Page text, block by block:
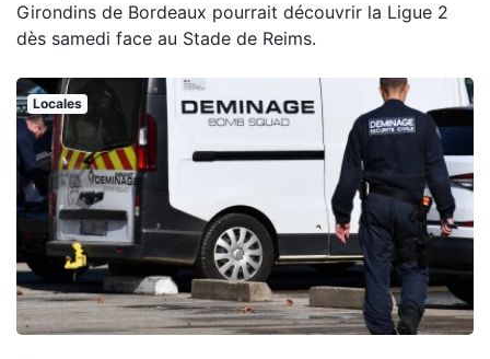
Girondins de Bordeaux pourrait découvrir la Ligue 2
dès samedi face au Stade de Reims.
Locales